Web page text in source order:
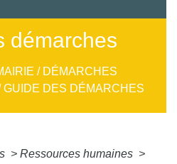
démarches
/ DÉMARCHES
GUIDE DES DÉMARCHES
> Ressources humaines >